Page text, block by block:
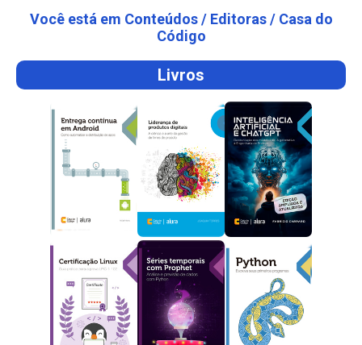
Você está em Conteúdos/ Editoras/ Casa do
Código
Livros